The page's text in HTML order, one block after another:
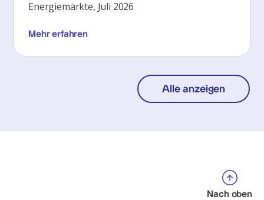
Energiemärkte, Juli 2026
Mehr erfahren
Alle anzeigen
Nach oben